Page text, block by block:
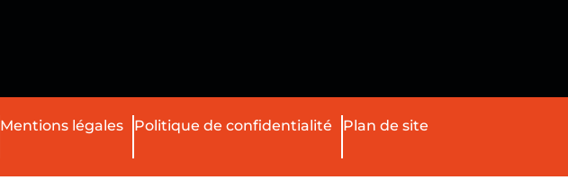
Mentions légales Politique de confidentialité Plan de site